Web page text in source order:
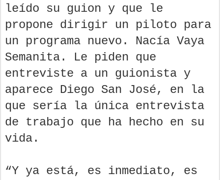
leído su guion y que le
propone dirigir un piloto para
un programa nuevo. Nacía Vaya
Semanita. Le piden que
entreviste a un guionista y
aparece Diego San José, en la
que sería la única entrevista
de trabajo que ha hecho en su
vida.
“Y ya está, es inmediato, es